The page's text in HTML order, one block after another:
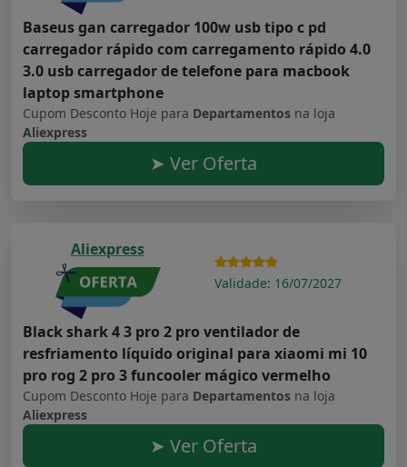
Baseus gan carregador 100w usb tipo c pd
carregador rápido com carregamento rápido 4.0
3.0 usb carregador de telefone para macbook
laptop smartphone
Cupom Desconto Hoje para Departamentos na loja
Aliexpress
➤ Ver Oferta
Aliexpress
Validade: 16/07/2027
Black shark 4 3 pro 2 pro ventilador de
resfriamento líquido original para xiaomi mi 10
pro rog 2 pro 3 funcooler mágico vermelho
Cupom Desconto Hoje para Departamentos na loja
Aliexpress
➤ Ver Oferta